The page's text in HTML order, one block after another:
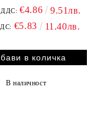
ДДС: €4.86 9.51лв.
€5.83 11.40лв.
В наличност